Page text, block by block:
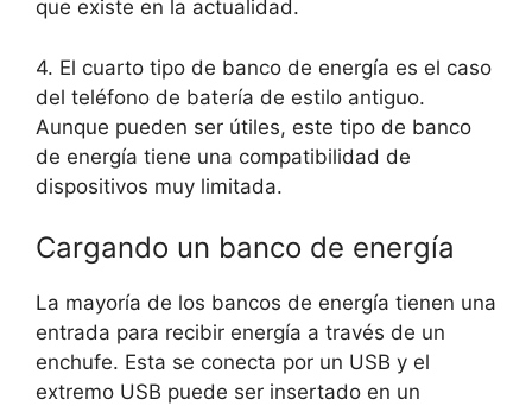
que existe en la actualidad.
4. El cuarto tipo de banco de energía es el caso
del teléfono de batería de estilo antiguo.
Aunque pueden ser útiles, este tipo de banco
de energía tiene una compatibilidad de
dispositivos muy limitada.
Cargando un banco de energía
La mayoría de los bancos de energía tienen una
entrada para recibir energía a través de un
enchufe. Esta se conecta por un USB y el
extremo USB puede ser insertado en un